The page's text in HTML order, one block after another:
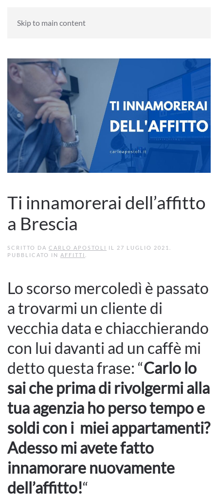
Skip to main content
Ti innamorerai dell’affitto
a Brescia
SCRITTO DA CARLO APOSTOLI IL 27 LUGLIO 2021
PUBBLICATO IN AFFITTI
Lo scorso mercoledì è passato
a trovarmi un cliente di
vecchia data e chiacchierando
con lui davanti ad un caffè mi
detto questa frase: “Carlo lo
sai che prima di rivolgermi alla
tua agenzia ho perso tempo e
soldi con i miei appartamenti?
Adesso mi avete fatto
innamorare nuovamente
dell’affitto!“